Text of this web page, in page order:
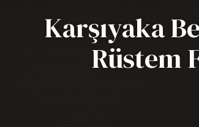
Karşıyaka
Rüstem